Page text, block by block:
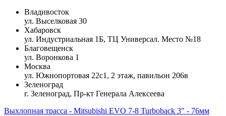
Владивосток
ул. Выселковая 30
Хабаровск
ул. Индустриальная 1Б, ТЦ Универсал. Место №18
Благовещенск
ул. Воронкова 1
Москва
ул. Южнопортовая 22с1, 2 этаж, павильон 206в
Зеленоград
г. Зеленоград, Пр-кт Генерала Алексеева
Выхлопная трасса - Mitsubishi EVO 7-8 Turboback 3" - 76мм